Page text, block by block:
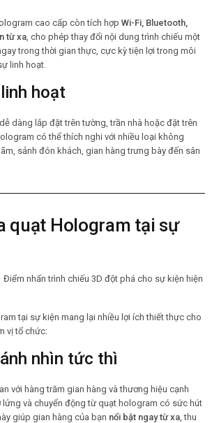
cao cấp còn tích hợp Wi-Fi, Bluetooth,
từ xa , cho phép thay đổi nội dung trình chiếu một
trong thời gian thực, cực kỳ tiện lợi trong môi
linh hoạt.
hoạt
dàng lắp đặt trên tường, trần nhà hoặc đặt trên
có thể thích nghi với nhiều loại không
sảnh đón khách, gian hàng trưng bày đến sân
quạt Hologram tại sự
tại sự kiện mang lại nhiều lợi ích thiết thực cho
vị tổ chức:
nhìn tức thì
với hàng trăm gian hàng và thương hiệu cạnh
lửng và chuyển động từ quạt hologram có sức hút
giúp gian hàng của bạn nổi bật ngay từ xa , thu